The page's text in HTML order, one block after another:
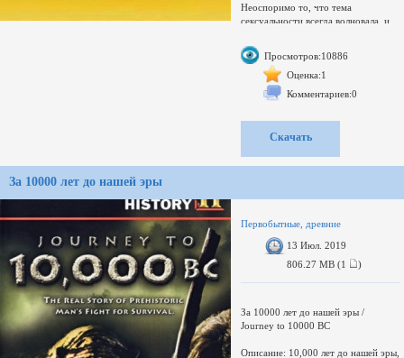
Неоспоримо то, что тема
сексуальности всегда волновала, и
Стремясь к прогрессу во всех
сферах существования, человек не
только постоянно осваивает новое,
но с интересом стремится узнать об
опыте своих предков. Это в полной
Свернуть поддиректории
Развернуть
Переключить
Просмотров:10886
Оценка:1
Комментариев:0
Скачать
За 10000 лет до нашей эры
Первобытные, древние
13 Июл. 2019
806.27 MB (1
)
За 10000 лет до нашей эры /
Journey to 10000 BC
Описание: 10,000 лет до нашей эры,